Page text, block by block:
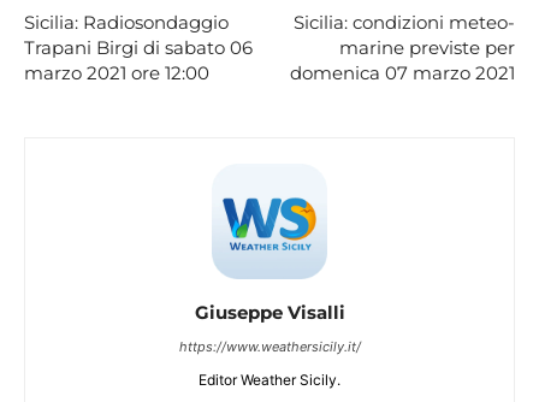
Sicilia: Radiosondaggio
Trapani Birgi di sabato 06
marzo 2021 ore 12:00
Sicilia: condizioni meteo-
marine previste per
domenica 07 marzo 2021
Giuseppe Visalli
https://www.weathersicily.it/
Editor Weather Sicily.